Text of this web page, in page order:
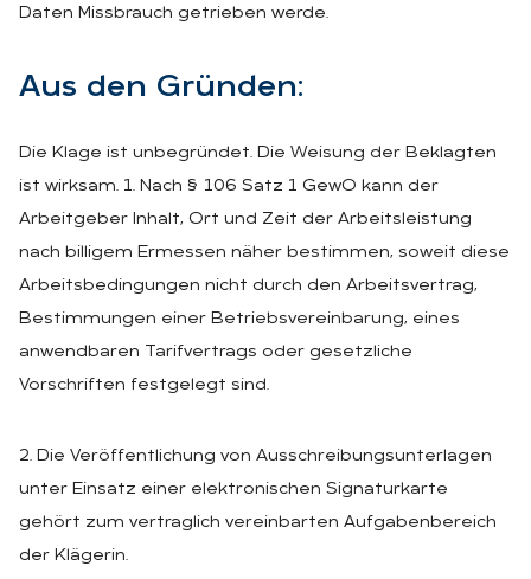
Daten Missbrauch getrieben werde.
Aus den Grün­den:
Die Klage ist unbegründet. Die Weisung der Beklagten
ist wirksam. 1. Nach § 106 Satz 1 GewO kann der
Arbeitgeber Inhalt, Ort und Zeit der Arbeitsleistung
nach billigem Ermessen näher bestimmen, soweit diese
Arbeitsbedingungen nicht durch den Arbeitsvertrag,
Bestimmungen einer Betriebsvereinbarung, eines
anwendbaren Tarifvertrags oder gesetzliche
Vorschriften festgelegt sind.
2. Die Veröffentlichung von Ausschreibungsunterlagen
unter Einsatz einer elektronischen Signaturkarte
gehört zum vertraglich vereinbarten Aufgabenbereich
der Klägerin.